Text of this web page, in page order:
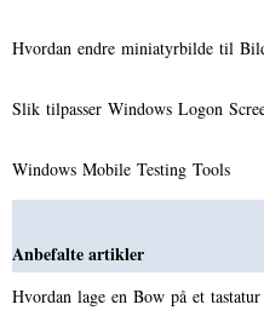
Hvordan endre miniatyrbilde til
Slik tilpasser Windows Logon
Windows Mobile Testing Tools
Anbefalte artikler
Hvordan lage en Bow på et tastatur